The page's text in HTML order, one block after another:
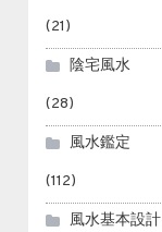
(21)
陰宅風水
(28)
風水鑑定
(112)
風水基本設計